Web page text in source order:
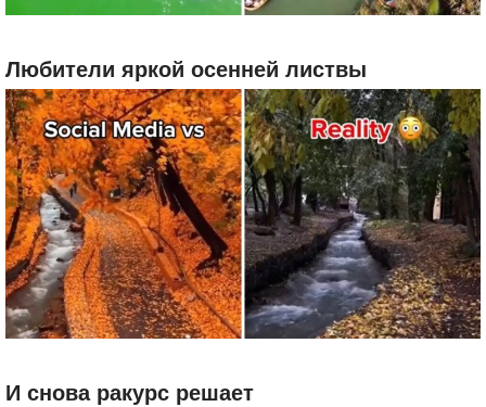
Любители яркой осенней листвы
И снова ракурс решает